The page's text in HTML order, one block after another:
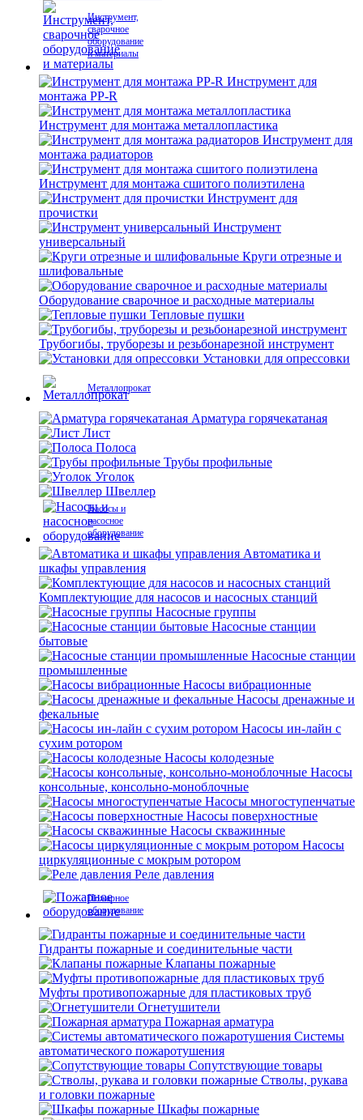
Инструмент,
сварочное
оборудование
и материалы
Инструмент для
монтажа PP-R
Инструмент для монтажа металлопластика
Инструмент для
монтажа радиаторов
Инструмент для монтажа сшитого полиэтилена
Инструмент для
прочистки
Инструмент
универсальный
Круги отрезные и
шлифовальные
Оборудование сварочное и расходные материалы
Тепловые пушки
Трубогибы, труборезы и резьбонарезной инструмент
Установки для опрессовки
Металлопрокат
Арматура горячекатаная
Лист
Полоса
Трубы профильные
Уголок
Швеллер
Насосы и
насосное
оборудование
Автоматика и
шкафы управления
Комплектующие для насосов и насосных станций
Насосные группы
Насосные станции
бытовые
Насосные станции
промышленные
Насосы вибрационные
Насосы дренажные и
фекальные
Насосы ин-лайн с
сухим ротором
Насосы колодезные
Насосы
консольные, консольно-моноблочные
Насосы многоступенчатые
Насосы поверхностные
Насосы скважинные
Насосы
циркуляционные с мокрым ротором
Реле давления
Пожарное
оборудование
Гидранты пожарные и соединительные части
Клапаны пожарные
Муфты противопожарные для пластиковых труб
Огнетушители
Пожарная арматура
Системы
автоматического пожаротушения
Сопутствующие товары
Стволы, рукава
и головки пожарные
Шкафы пожарные